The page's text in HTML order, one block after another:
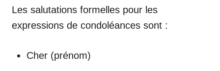
Les salutations formelles pour les
expressions de condoléances sont :
Cher (prénom)